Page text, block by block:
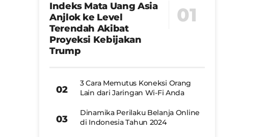
Indeks Mata Uang Asia
Anjlok ke Level
Terendah Akibat
Proyeksi Kebijakan
Trump
3 Cara Memutus Koneksi Orang
Lain dari Jaringan Wi-Fi Anda
Dinamika Perilaku Belanja Online
di Indonesia Tahun 2024